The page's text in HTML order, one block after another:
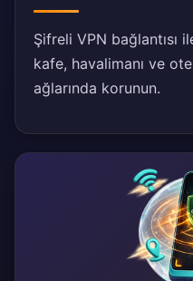
Şifreli VPN bağlantısı
kafe, havalimanı ve
ağlarında korunun.